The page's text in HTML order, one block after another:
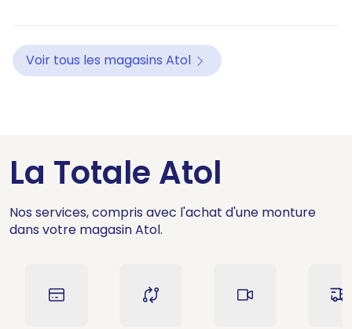
Voir tous les magasins Atol
La Totale Atol
Nos services, compris avec l'achat d'une monture
dans votre magasin Atol.